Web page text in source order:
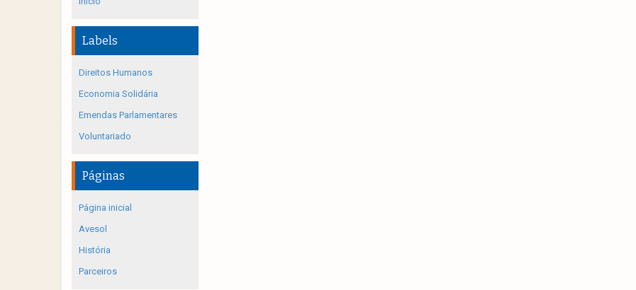
Labels
Direitos Humanos
Economia Solidária
Emendas Parlamentares
Voluntariado
Páginas
Página inicial
Avesol
História
Parceiros